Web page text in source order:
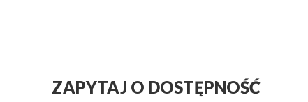
ZAPYTAJ O DOSTĘPNOŚĆ